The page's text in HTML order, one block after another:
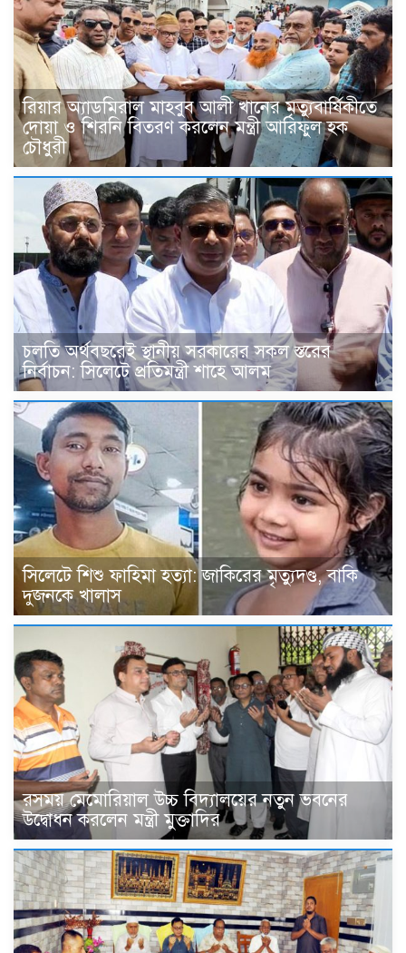
রিয়ার অ্যাডমিরাল মাহবুব আলী খানের মৃত্যুবার্ষিকীতে
দোয়া ও শিরনি বিতরণ করলেন মন্ত্রী আরিফুল হক
চৌধুরী
চলতি অর্থবছরেই স্থানীয় সরকারের সকল স্তরের
নির্বাচন: সিলেটে প্রতিমন্ত্রী শাহে আলম
সিলেটে শিশু ফাহিমা হত্যা: জাকিরের মৃত্যুদণ্ড, বাকি
দুজনকে খালাস
রসময় মেমোরিয়াল উচ্চ বিদ্যালয়ের নতুন ভবনের
উদ্বোধন করলেন মন্ত্রী মুক্তাদির